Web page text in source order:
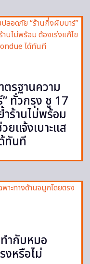
รฐานความ
ทั่วกรุง ชู 17
ร้านไม่พร้อม
ยแจ้งเบาะแส
ทันที
ำกับหมอ
งหรือไม่